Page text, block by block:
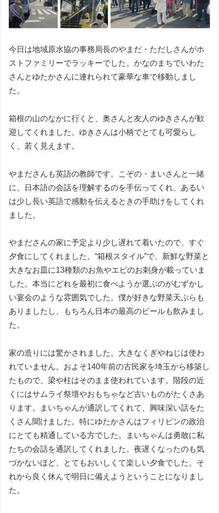
今日は地域原水協の事務局長のやまだ・ただしさんがホ
ストファミリーでラッキーでした。かなのまちでいわた
さんとゆたかさんに連れられて豪華な車で移動しまし
た。
箱根の山のなかに行くと、奥さんと友人のゆきさんが歓
迎してくれました。ゆきさんは小柄でとても可愛らし
く、若く見えます。
やまださんも英語の教師です。こぞの・まいさんと一緒
に、日本語の会話を理解するのを手伝ってくれ、あるい
は少し長い英語で感動を伝えるときの手助けをしてくれ
ました。
やまださんの家に予定より少し遅れて着いたので、すぐ
夕食にしてくれました。“箱根スタイル”で、新鮮な野菜と
大きなお皿に13種類のお魚やエビのお刺身が載っていま
した。本当にどれを最初に食べようか選ぶのがむずかし
い宴会のような雰囲気でした。僕が好きな野菜天ぷらも
ありましたし、もちろん日本の最高のビールも飲みまし
た。
家の造りには驚かされました。大きなくぎやねじは使わ
れていません。およそ140年前の古民家を埼玉から移築し
たもので、梁や柱はそのまま使われています。階段の近
くにはサムライ祭壇やおもちゃなど古いものがたくさあ
ります。まいちゃんが通訳してくれて、興味深い話をた
くさん聞けました。特にゆたかさんはフィリピンの政治
にとても精通している方でした。まいちゃんは勇敢に私
たちの会話を通訳してくれました。夜遅くなったのも気
づかないほど、とてもおいしくて楽しい夕食でした。そ
れから良く休んで明日に備えようということになりまし
た。